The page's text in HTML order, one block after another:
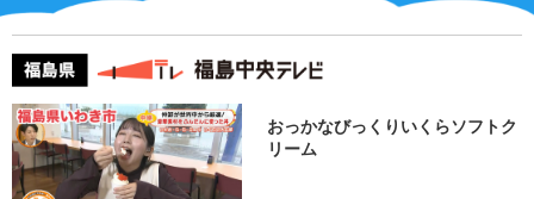
おっかなびっくりいくらソフトク
リーム